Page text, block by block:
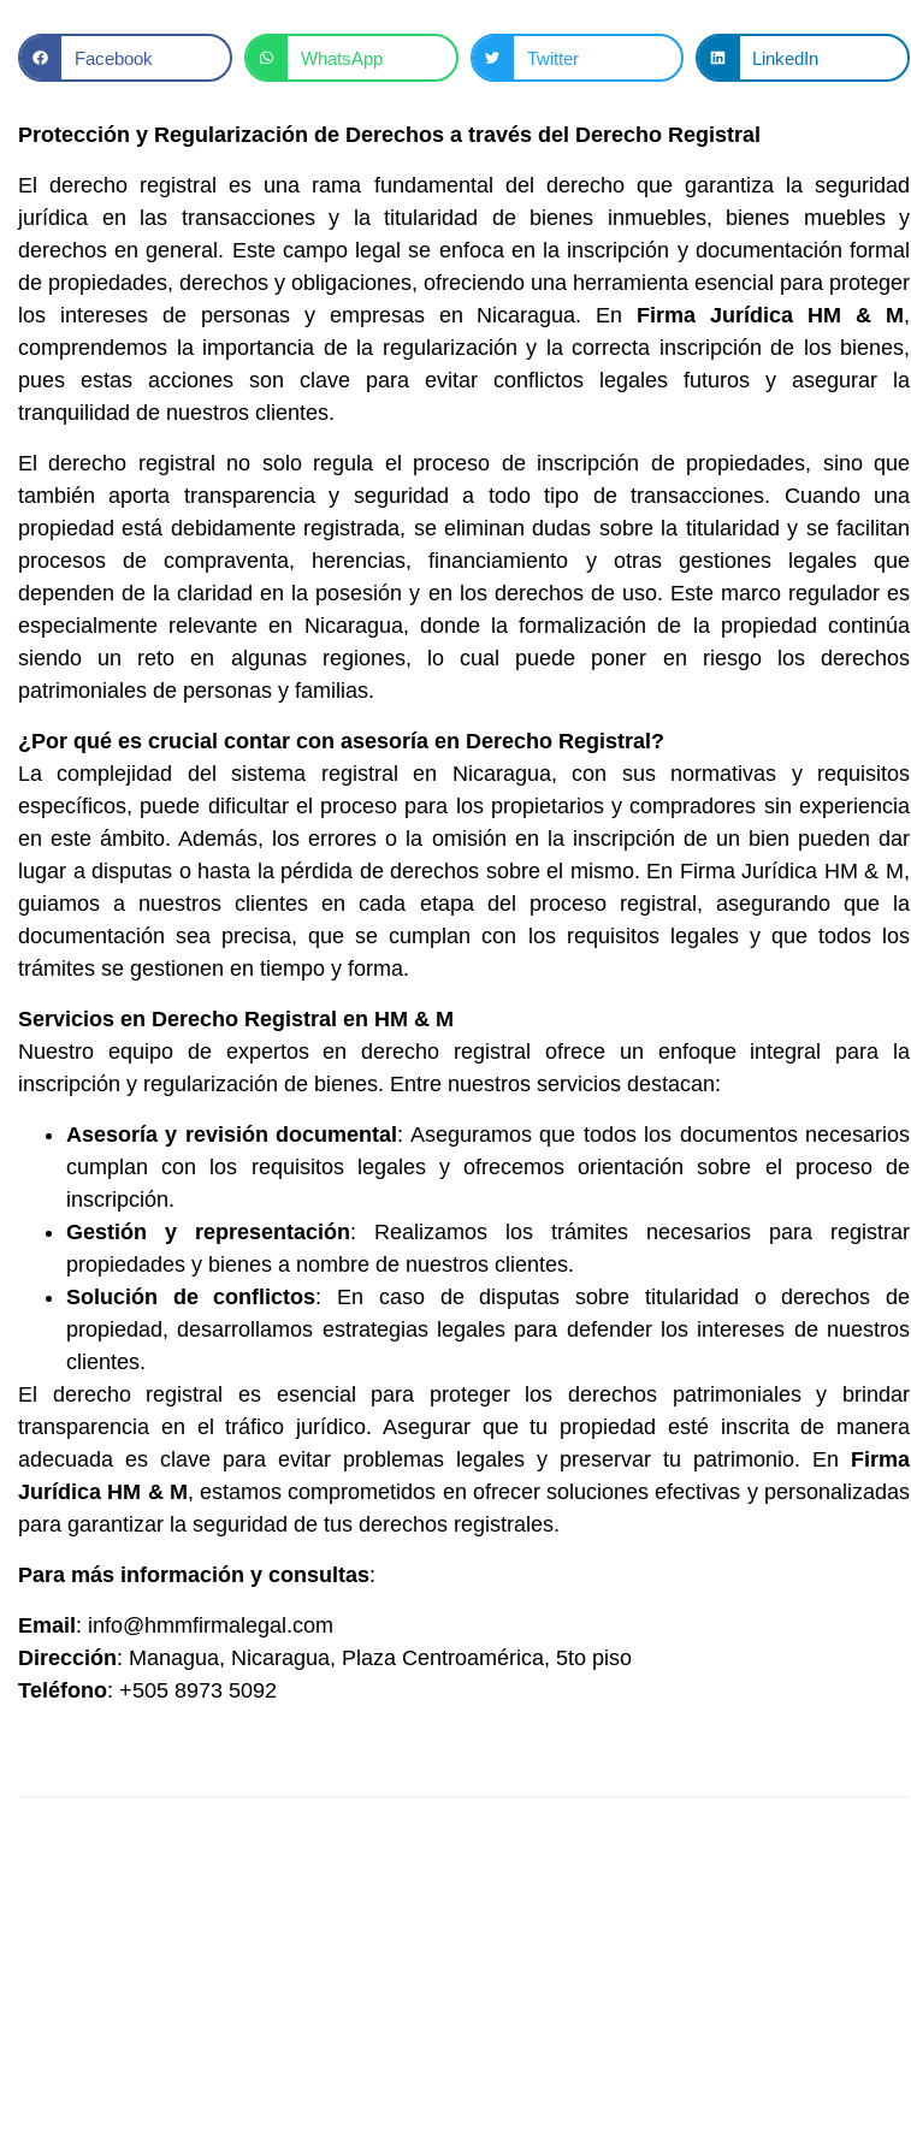
Facebook WhatsApp Twitter LinkedIn
Protección y Regularización de Derechos a través del Derecho Registral
El derecho registral es una rama fundamental del derecho que garantiza la seguridad
jurídica en las transacciones y la titularidad de bienes inmuebles, bienes muebles y
derechos en general. Este campo legal se enfoca en la inscripción y documentación formal
de propiedades, derechos y obligaciones, ofreciendo una herramienta esencial para proteger
los intereses de personas y empresas en Nicaragua. En Firma Jurídica HM & M,
comprendemos la importancia de la regularización y la correcta inscripción de los bienes,
pues estas acciones son clave para evitar conflictos legales futuros y asegurar la
tranquilidad de nuestros clientes.
El derecho registral no solo regula el proceso de inscripción de propiedades, sino que
también aporta transparencia y seguridad a todo tipo de transacciones. Cuando una
propiedad está debidamente registrada, se eliminan dudas sobre la titularidad y se facilitan
procesos de compraventa, herencias, financiamiento y otras gestiones legales que
dependen de la claridad en la posesión y en los derechos de uso. Este marco regulador es
especialmente relevante en Nicaragua, donde la formalización de la propiedad continúa
siendo un reto en algunas regiones, lo cual puede poner en riesgo los derechos
patrimoniales de personas y familias.
¿Por qué es crucial contar con asesoría en Derecho Registral?
La complejidad del sistema registral en Nicaragua, con sus normativas y requisitos
específicos, puede dificultar el proceso para los propietarios y compradores sin experiencia
en este ámbito. Además, los errores o la omisión en la inscripción de un bien pueden dar
lugar a disputas o hasta la pérdida de derechos sobre el mismo. En Firma Jurídica HM & M,
guiamos a nuestros clientes en cada etapa del proceso registral, asegurando que la
documentación sea precisa, que se cumplan con los requisitos legales y que todos los
trámites se gestionen en tiempo y forma.
Servicios en Derecho Registral en HM & M
Nuestro equipo de expertos en derecho registral ofrece un enfoque integral para la
inscripción y regularización de bienes. Entre nuestros servicios destacan:
Asesoría y revisión documental : Aseguramos que todos los documentos necesarios
cumplan con los requisitos legales y ofrecemos orientación sobre el proceso de
inscripción.
Gestión y representación: Realizamos los trámites necesarios para registrar
propiedades y bienes a nombre de nuestros clientes.
Solución de conflictos: En caso de disputas sobre titularidad o derechos de
propiedad, desarrollamos estrategias legales para defender los intereses de nuestros
clientes.
El derecho registral es esencial para proteger los derechos patrimoniales y brindar
transparencia en el tráfico jurídico. Asegurar que tu propiedad esté inscrita de manera
adecuada es clave para evitar problemas legales y preservar tu patrimonio. En Firma
Jurídica HM & M, estamos comprometidos en ofrecer soluciones efectivas y personalizadas
para garantizar la seguridad de tus derechos registrales.
Para más información y consultas:
Email : info@hmmfirmalegal.com
Dirección: Managua, Nicaragua, Plaza Centroamérica, 5to piso
Teléfono: +505 8973 5092